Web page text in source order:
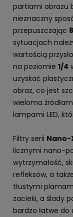
partiami obrazu
nieznaczny
przepuszczając
sytuacjach
wartością
na poziomie 1/4
uzyskać
obraz, co jest
wieloma
lampami LED,
Filtry serii Nano-
licznymi nano-
wytrzymałość,
refleksów, a
tłustymi
zacieki, a ślady
bardzo łatwe do